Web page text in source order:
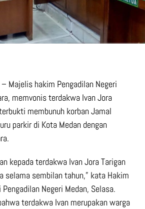
Majelis hakim Pengadilan Negeri
memvonis terdakwa Ivan Jora
membunuh korban Jamal
parkir di Kota Medan dengan
kepada terdakwa Ivan Jora Tarigan
selama sembilan tahun,” kata Hakim
Negeri Medan, Selasa.
terdakwa Ivan merupakan warga